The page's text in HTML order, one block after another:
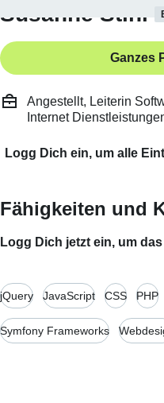
Susanne Stihl
Ganzes
Angestellt, Leiterin
Internet
Logg Dich ein, um alle
Fähigkeiten und
Logg Dich jetzt ein, um
jQuery JavaScript CSS PHP
Symfony Frameworks